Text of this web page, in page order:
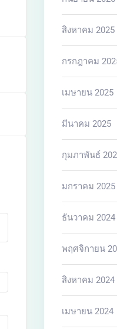
สิงหาคม 2025
กรกฎาคม
เมษายน 2025
มีนาคม 2025
กุมภาพันธ์
มกราคม 2025
ธันวาคม 2024
พฤศจิกายน
สิงหาคม 2024
เมษายน 2024